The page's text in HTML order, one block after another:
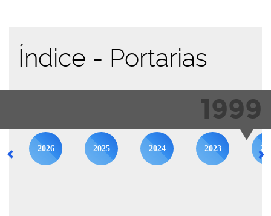
Índice - Portarias
1999
2026 2025 2024 2023